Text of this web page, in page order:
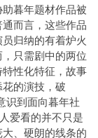
暮年题材作品被
而言，这些作品
归纳的有着炉火
只需剧中的两位
性化特征，故事
的演技，破
识到面向暮年社
爱看的并不只是
、硬朗的线条的